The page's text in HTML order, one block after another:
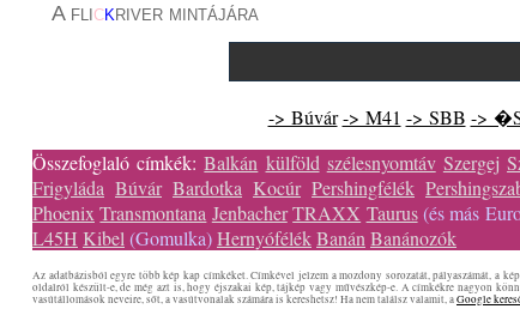
A flickriver mintájára
-> Búvár -> M41 -> SBB ->
Összefoglaló címkék:Balkán külföld szélesnyomtáv Szergej
Frigyláda Búvár Bardotka Kocúr Pershingfélék
Phoenix Transmontana Jenbacher TRAXX Taurus(és más
L45H Kibel(Gomulka)HernyófélékBanánBanánozók
Az adatbázisból egyre több kép kap címkéket. Címkével jelzem a mozdony sorozatát, pályaszámát, a
oldalról készült-e, de még azt is, hogy éjszakai kép, tájkép vagy művészkép-e. A címkékre nagyon
vasútállomások neveire, sőt, a vasútvonalak számára is kereshetsz! Ha nem találsz valamit, aGoogle